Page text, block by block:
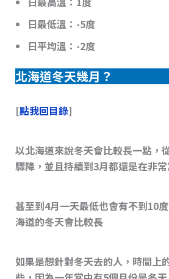
日最低溫：-5度
日平均溫：-2度
北海道冬天幾月？
[點我回目錄]
以北海道來說冬天會比較長一點，
驟降，並且持續到3月都還是在非
甚至到4月一天最低也會有不到10
海道的冬天會比較長
如果是想針對冬天去的人，時間上